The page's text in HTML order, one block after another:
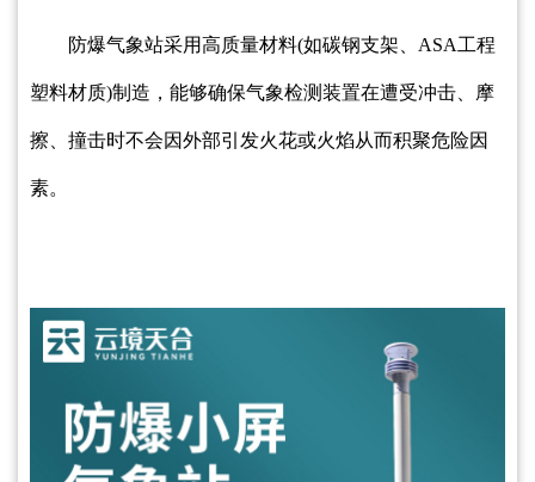
防爆气象站采用高质量材料(如碳钢支架、ASA工程
塑料材质)制造，能够确保气象检测装置在遭受冲击、摩
擦、撞击时不会因外部引发火花或火焰从而积聚危险因
素。